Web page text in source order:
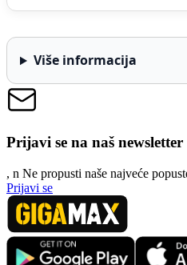
Više informacija
Prijavi se na naš newsletter
, n Ne propusti naše najveće
Prijavi se